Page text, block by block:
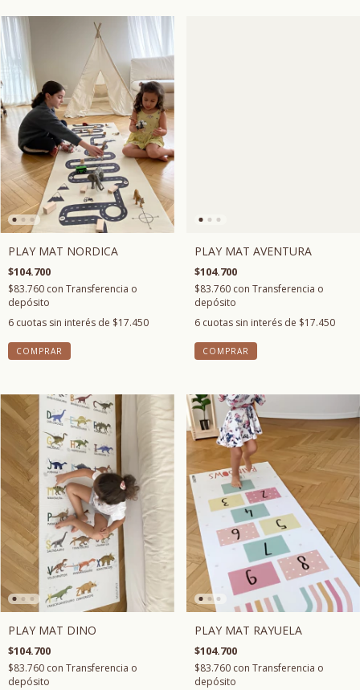
PLAY MAT NORDICA
$104.700
$83.760 con Transferencia o
depósito
6 cuotas sin interés de $17.450
PLAY MAT AVENTURA
$104.700
$83.760 con Transferencia o
depósito
6 cuotas sin interés de $17.450
PLAY MAT DINO
$104.700
$83.760 con Transferencia o
depósito
PLAY MAT RAYUELA
$104.700
$83.760 con Transferencia o
depósito